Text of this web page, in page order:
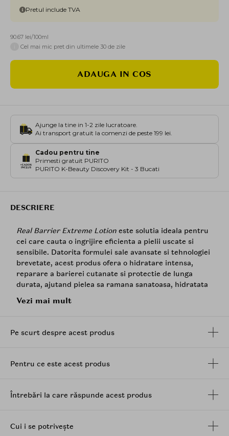
Pretul include TVA
90.67 lei/100ml
Cel mai mic pret din ultimele 30 de zile
ADAUGA IN COS
Ajunge la tine in 1-2 zile lucratoare.
Ai transport gratuit la comenzi de peste 199 lei.
Cadou pentru tine
Primesti gratuit PURITO
PURITO K-Beauty Discovery Kit - 3 Bucati
DESCRIERE
Real Barrier Extreme Lotion este solutia ideala pentru
cei care cauta o ingrijire eficienta a pielii uscate si
sensibile. Datorita formulei sale avansate si tehnologiei
brevetate, acest produs ofera o hidratare intensa,
reparare a barierei cutanate si protectie de lunga
durata, ajutand pielea sa ramana sanatoasa, hidratata
1. Formula de reparare a barierei cutanate: Contine
10.000 ppm de Triplu
naturale ale pielii. Aceasta compozitie unica nu doar
cutanata mai puternica si mai sanatoasa.
ingredientele Aqua Seal cresc retentia de umiditate si
Vezi mai mult
Pe scurt despre acest produs
Pentru ce este acest produs
Întrebări la care răspunde acest produs
Cui i se potrivește